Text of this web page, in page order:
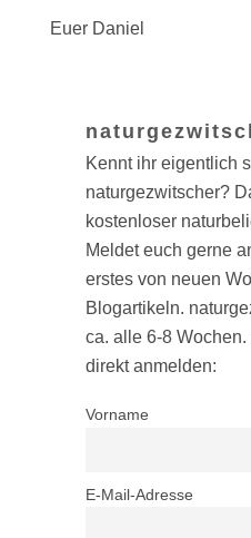
Euer Daniel
Kennt ihr eigentlich
naturgezwitscher?
kostenloser
Meldet euch gerne
erstes von neuen
Blogartikeln.
ca. alle 6-8
direkt anmelden:
Vorname
E-Mail-Adresse